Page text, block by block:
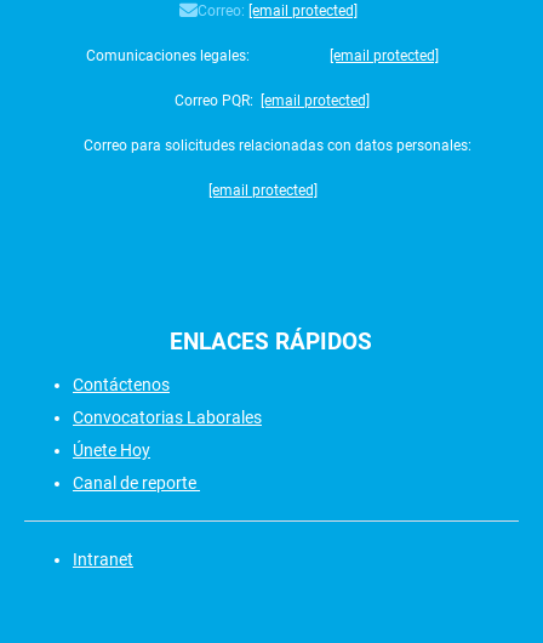
Correo: [email protected]
Comunicaciones legales: [email protected]
Correo PQR: [email protected]
Correo para solicitudes relacionadas con datos personales:
[email protected]
ENLACES RÁPIDOS
Contáctenos
Convocatorias Laborales
Únete Hoy
Canal de reporte
Intranet